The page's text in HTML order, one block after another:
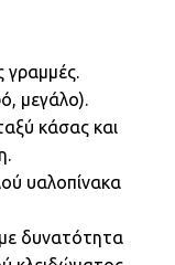
γραμμές.
μεγάλο).
κάσας και
υαλοπίνακα
δυνατότητα